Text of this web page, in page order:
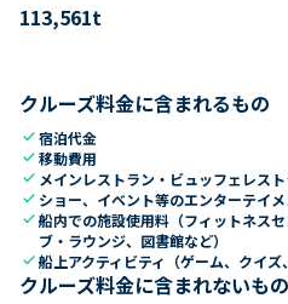
113,561t
クルーズ料金に含まれるもの
check宿泊代金
check移動費用
check メインレストラン・ビュッフェレス
check ショー、イベント等のエンターテイ
check船内での施設使用料（フィットネス
ブ・ラウンジ、図書館など）
check船上アクティビティ（ゲーム、クイズ
クルーズ料金に含まれないもの